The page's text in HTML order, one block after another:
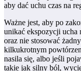
aby dać uchu czas na
Ważne jest, aby po
unikać ekspozycji ucha
oraz nie stosować
kilkukrotnym
nasila się, albo jeśli
takie jak silny ból,